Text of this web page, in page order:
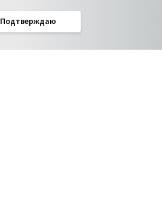
Подтверждаю
Соглашение об обработке данных